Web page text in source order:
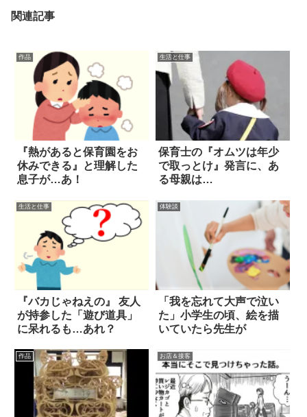
関連記事
作品
『熱があると保育園をお
休みできる』と理解した
息子が…あ！
生活と仕事
保育士の『オムツは年少
で取っとけ』発言に、あ
る母親は…
生活と仕事
『バカじゃねえの』 友人
が持参した「遊び道具」
に呆れるも…あれ？
体験談
「我を忘れて大声で泣い
た」小学生の頃、絵を描
いていたら先生が
作品 お店＆接客